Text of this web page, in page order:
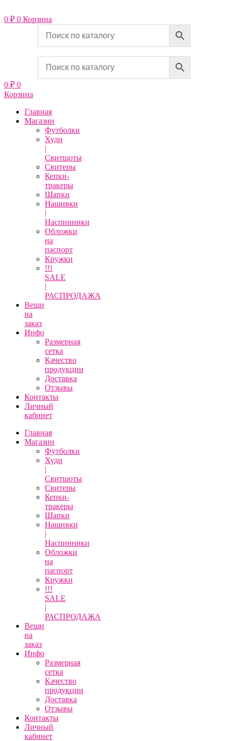
к
содержимому
0 ₽ 0 Корзина
0 ₽ 0
Корзина
Главная
Магазин
Футболки
Худи
|
Свитшоты
Свитеры
Кепки-
тракеры
Шапки
Нашивки
|
Наспинники
Обложки
на
паспорт
Кружки
!!!
SALE
|
РАСПРОДАЖА
Вещи
на
заказ
Инфо
Размерная
сетка
Качество
продукции
Доставка
Отзывы
Контакты
Личный
кабинет
Главная
Магазин
Футболки
Худи
|
Свитшоты
Свитеры
Кепки-
тракеры
Шапки
Нашивки
|
Наспинники
Обложки
на
паспорт
Кружки
!!!
SALE
|
РАСПРОДАЖА
Вещи
на
заказ
Инфо
Размерная
сетка
Качество
продукции
Доставка
Отзывы
Контакты
Личный
кабинет